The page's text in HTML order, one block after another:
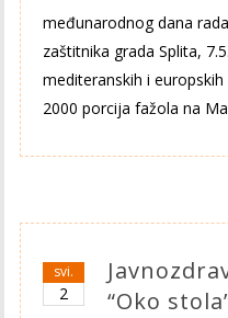
međunarodnog dana
zaštitnika grada Splita,
mediteranskih i
2000 porcija fažola na
svi.
2
“Oko